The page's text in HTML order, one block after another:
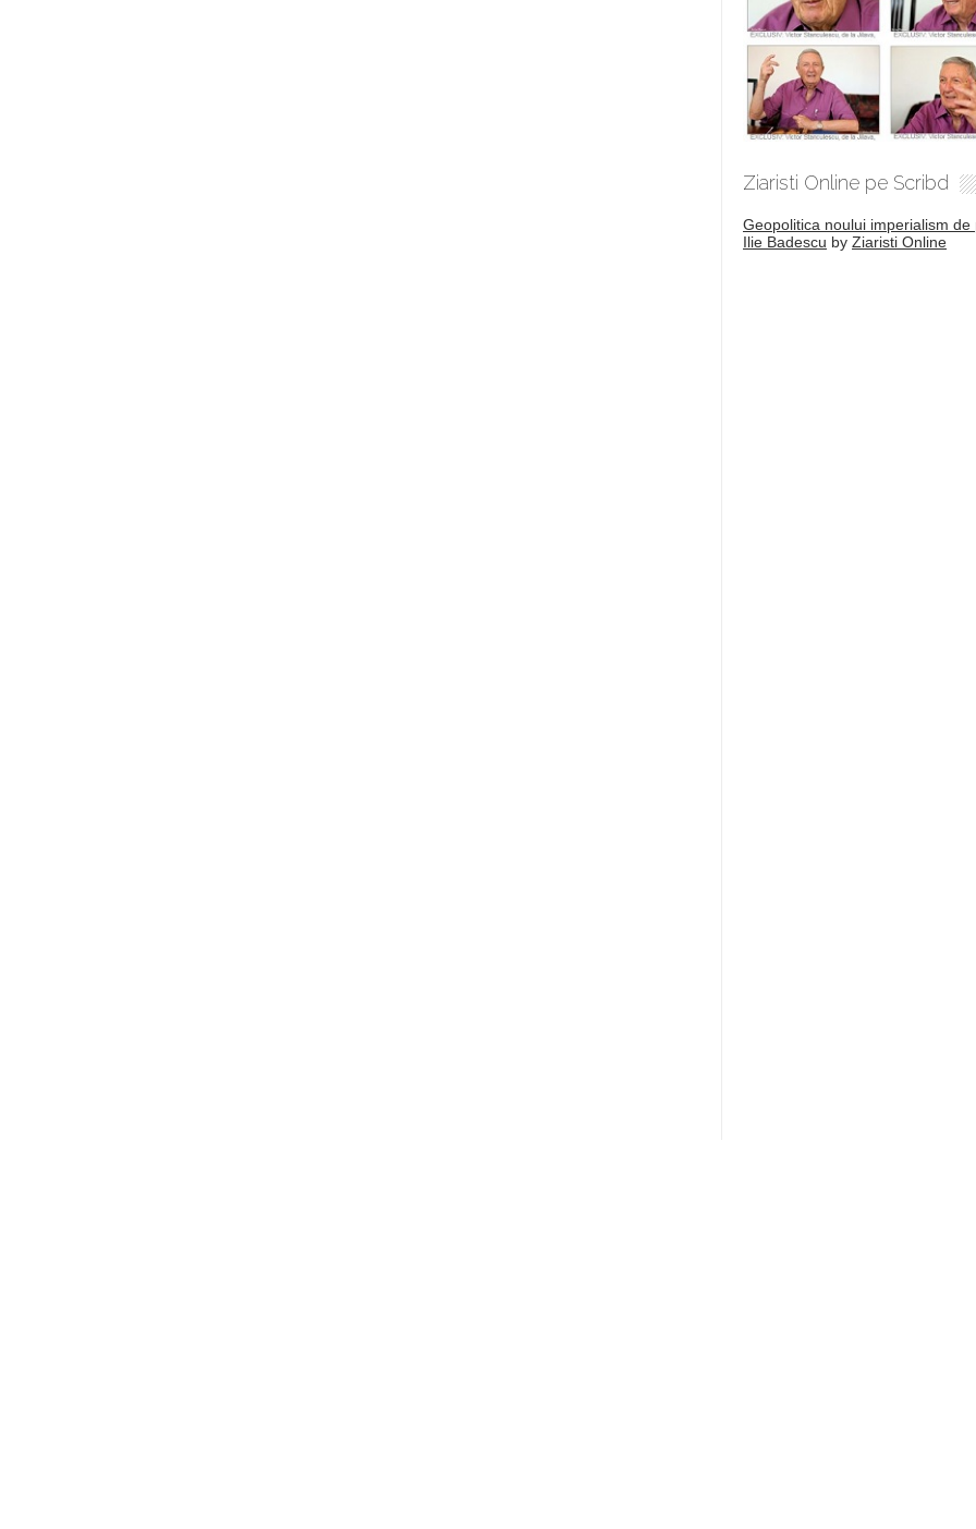
Ziaristi Online pe Scribd
Geopolitica noului imperialism de
Ilie Badescu by Ziaristi Online